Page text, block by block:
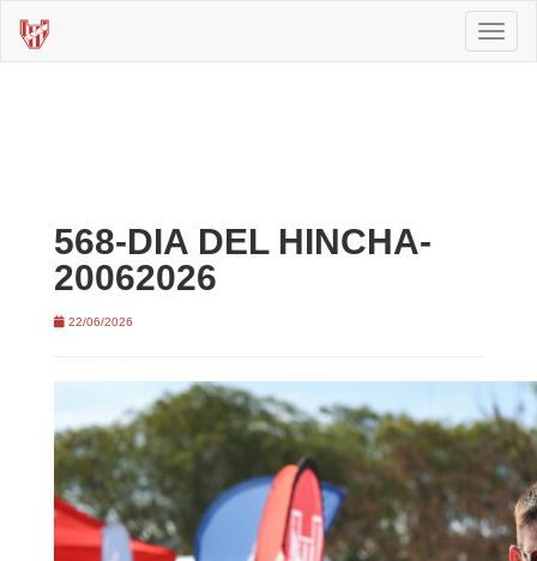
568-DIA DEL HINCHA-
20062026
22/06/2026